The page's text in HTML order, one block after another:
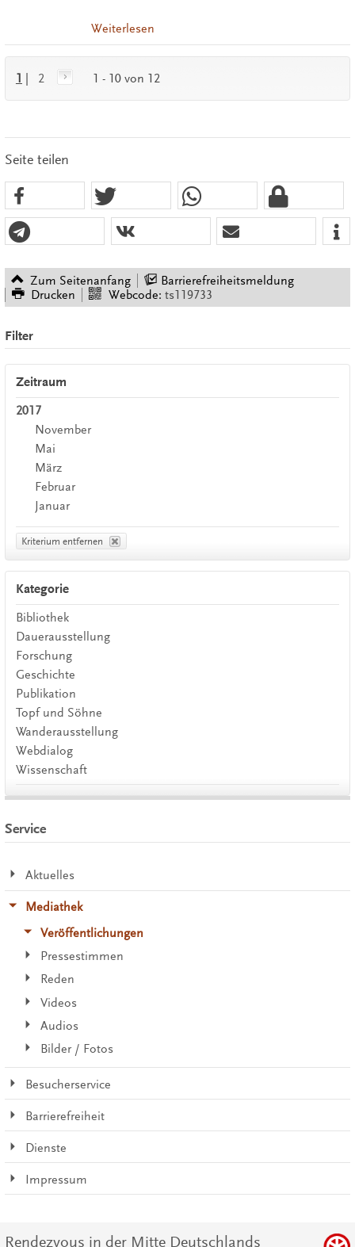
Weiterlesen
1 2 1 - 10 von 12
Seite teilen
Zum Seitenanfang
Barrierefreiheitsmeldung
Drucken
Webcode: ts119733
Filter
Zeitraum
2017
November
Mai
März
Februar
Januar
Kriterium entfernen
Kategorie
Bibliothek
Dauerausstellung
Forschung
Geschichte
Publikation
Topf und Söhne
Wanderausstellung
Webdialog
Wissenschaft
Service
Aktuelles
Mediathek
Veröffentlichungen
Pressestimmen
Reden
Videos
Audios
Bilder / Fotos
Besucherservice
Barrierefreiheit
Dienste
Impressum
Rendezvous in der Mitte Deutschlands